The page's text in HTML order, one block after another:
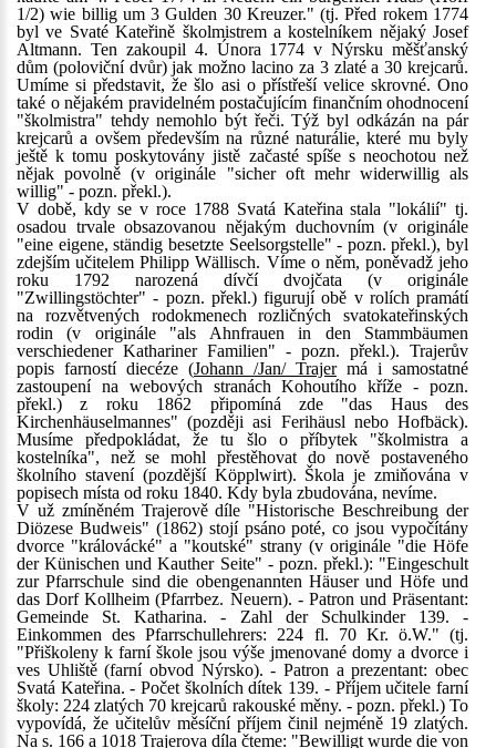
1/2) wie billig um 3 Gulden 30 Kreuzer." (tj. Před rokem 1774
byl ve Svaté Kateřině školmistrem a kostelníkem nějaký Josef
Altmann. Ten zakoupil 4. Února 1774 v Nýrsku měšťanský
dům (poloviční dvůr) jak možno lacino za 3 zlaté a 30 krejcarů.
Umíme si představit, že šlo asi o přístřeší velice skrovné. Ono
také o nějakém pravidelném postačujícím finančním ohodnocení
"školmistra" tehdy nemohlo být řeči. Týž byl odkázán na pár
krejcarů a ovšem především na různé naturálie, které mu byly
ještě k tomu poskytovány jistě začasté spíše s neochotou než
nějak povolně (v originále "sicher oft mehr widerwillig als
willig" - pozn. překl.).
V době, kdy se v roce 1788 Svatá Kateřina stala "lokálií" tj.
osadou trvale obsazovanou nějakým duchovním (v originále
"eine eigene, ständig besetzte Seelsorgstelle" - pozn. překl.), byl
zdejším učitelem Philipp Wällisch. Víme o něm, poněvadž jeho
roku 1792 narozená dívčí dvojčata (v originále
"Zwillingstöchter" - pozn. překl.) figurují obě v rolích pramátí
na rozvětvených rodokmenech rozličných svatokateřinských
rodin (v originále "als Ahnfrauen in den Stammbäumen
verschiedener Kathariner Familien" - pozn. překl.). Trajerův
popis farností diecéze (Johann /Jan/ Trajermá i samostatné
zastoupení na webových stranách Kohoutího kříže - pozn.
překl.) z roku 1862 připomíná zde "das Haus des
Kirchenhäuselmannes" (později asi Ferihäusl nebo Hofbäck).
Musíme předpokládat, že tu šlo o příbytek "školmistra a
kostelníka", než se mohl přestěhovat do nově postaveného
školního stavení (pozdější Köpplwirt). Škola je zmiňována v
popisech místa od roku 1840. Kdy byla zbudována, nevíme.
V už zmíněném Trajerově díle "Historische Beschreibung der
Diözese Budweis" (1862) stojí psáno poté, co jsou vypočítány
dvorce "královácké" a "koutské" strany (v originále "die Höfe
der Künischen und Kauther Seite" - pozn. překl.): "Eingeschult
zur Pfarrschule sind die obengenannten Häuser und Höfe und
das Dorf Kollheim (Pfarrbez. Neuern). - Patron und Präsentant:
Gemeinde St. Katharina. - Zahl der Schulkinder 139. -
Einkommen des Pfarrschullehrers: 224 fl. 70 Kr. ö.W." (tj.
"Přiškoleny k farní škole jsou výše jmenované domy a dvorce i
ves Uhliště (farní obvod Nýrsko). - Patron a prezentant: obec
Svatá Kateřina. - Počet školních dítek 139. - Příjem učitele farní
školy: 224 zlatých 70 krejcarů rakouské měny. - pozn. překl.) To
vypovídá, že učitelův měsíční příjem činil nejméně 19 zlatých.
Na s. 166 a 1018 Trajerova díla čteme: "Bewilligt wurde die von